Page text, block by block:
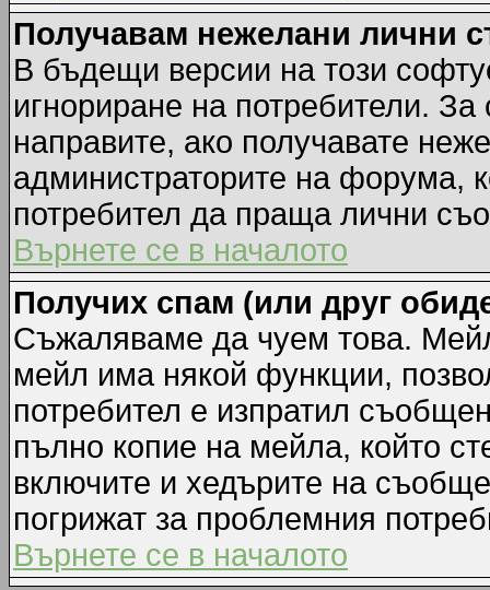
Получавам нежелани лични
В бъдещи версии на този
игнориране на потребители.
направите, ако получавате
администраторите на форума,
потребител да праща лични
Върнете се в началото
Получих спам (или друг
Съжаляваме да чуем това.
мейл има някой функции,
потребител е изпратил
пълно копие на мейла, който
включите и хедърите на
погрижат за проблемния
Върнете се в началото